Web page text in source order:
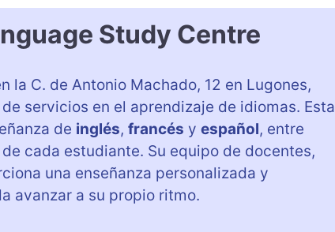
Study Centre
la C. de Antonio Machado, 12 en Lugones,
servicios en el aprendizaje de idiomas. Esta
de inglés, francés y español, entre
cada estudiante. Su equipo de docentes,
una enseñanza personalizada y
avanzar a su propio ritmo.